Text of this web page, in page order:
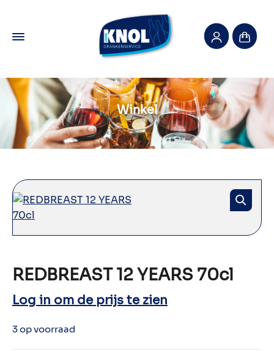
Winkel
REDBREAST 12 YEARS 70cl
Log in om de prijs te zien
3 op voorraad